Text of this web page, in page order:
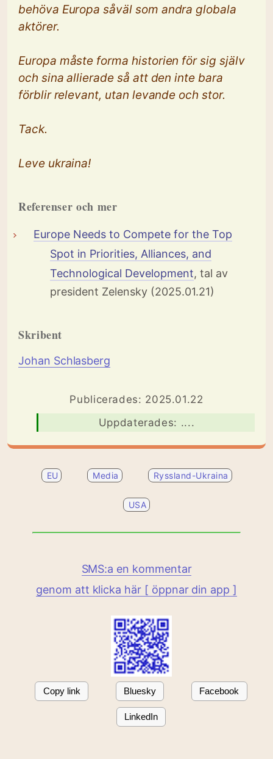
behöva Europa såväl som andra globala
aktörer.
Europa måste forma historien för sig själv
och sina allierade så att den inte bara
förblir relevant, utan levande och stor.
Tack.
Leve ukraina!
Referenser och mer
Europe Needs to Compete for the Top
Spot in Priorities, Alliances, and
Technological Development, tal av
president Zelensky (2025.01.21)
Skribent
Johan Schlasberg
Publicerades: 2025.01.22
Uppdaterades: ....
EU Media Ryssland-Ukraina
USA
SMS:a en kommentar
genom att klicka här [ öppnar din app ]
Copy link Bluesky Facebook
LinkedIn